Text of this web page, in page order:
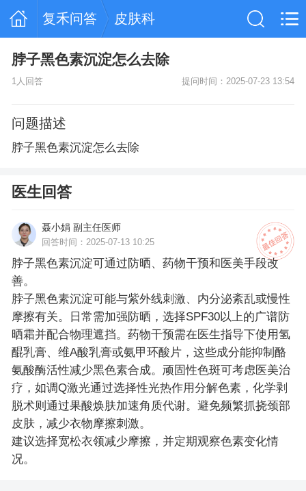
复禾问答 皮肤科
脖子黑色素沉淀怎么去除
1人回答 提问时间：2025-07-23 13:54
问题描述
脖子黑色素沉淀怎么去除
医生回答
聂小娟 副主任医师
回答时间：2025-07-13 10:25
脖子黑色素沉淀可通过防晒、药物干预和医美手段改
善。
脖子黑色素沉淀可能与紫外线刺激、内分泌紊乱或慢性
摩擦有关。日常需加强防晒，选择SPF30以上的广谱防
晒霜并配合物理遮挡。药物干预需在医生指导下使用氢
醌乳膏、维A酸乳膏或氨甲环酸片，这些成分能抑制酪
氨酸酶活性减少黑色素合成。顽固性色斑可考虑医美治
疗，如调Q激光通过选择性光热作用分解色素，化学剥
脱术则通过果酸焕肤加速角质代谢。避免频繁抓挠颈部
皮肤，减少衣物摩擦刺激。
建议选择宽松衣领减少摩擦，并定期观察色素变化情
况。